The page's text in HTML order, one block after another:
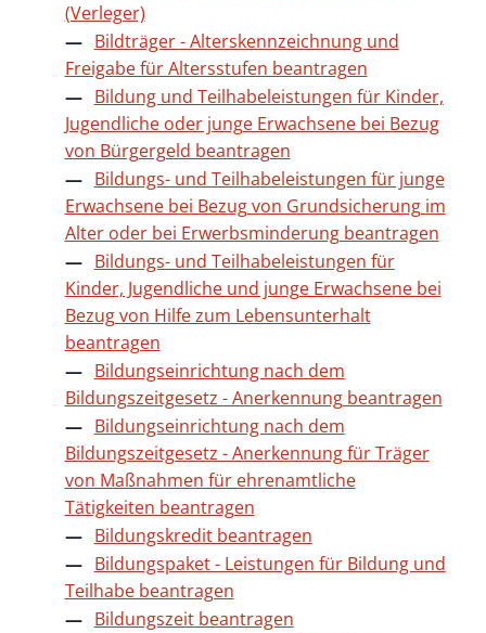
(Verleger)
Bildträger - Alterskennzeichnung und
Freigabe für Altersstufen beantragen
Bildung und Teilhabeleistungen für Kinder,
Jugendliche oder junge Erwachsene bei Bezug
von Bürgergeld beantragen
Bildungs- und Teilhabeleistungen für junge
Erwachsene bei Bezug von Grundsicherung im
Alter oder bei Erwerbsminderung beantragen
Bildungs- und Teilhabeleistungen für
Kinder, Jugendliche und junge Erwachsene bei
Bezug von Hilfe zum Lebensunterhalt
beantragen
Bildungseinrichtung nach dem
Bildungszeitgesetz - Anerkennung beantragen
Bildungseinrichtung nach dem
Bildungszeitgesetz - Anerkennung für Träger
von Maßnahmen für ehrenamtliche
Tätigkeiten beantragen
Bildungskredit beantragen
Bildungspaket - Leistungen für Bildung und
Teilhabe beantragen
Bildungszeit beantragen